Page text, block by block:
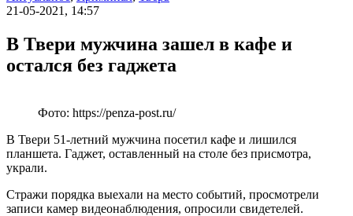
21-05-2021, 14:57
В Твери мужчина зашел в кафе и
остался без гаджета
Фото: https://penza-post.ru/
В Твери 51-летний мужчина посетил кафе и лишился
планшета. Гаджет, оставленный на столе без присмотра,
украли.
Стражи порядка выехали на место событий, просмотрели
записи камер видеонаблюдения, опросили свидетелей.